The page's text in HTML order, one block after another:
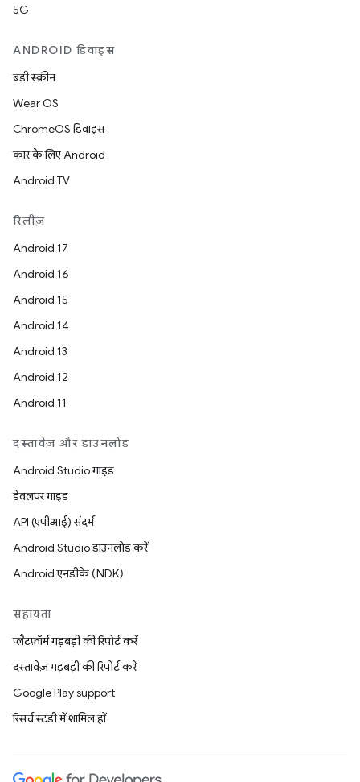
5G
ANDROID डिवाइस
बड़ी स्क्रीन
Wear OS
ChromeOS डिवाइस
कार के लिए Android
Android TV
रिलीज़
Android 17
Android 16
Android 15
Android 14
Android 13
Android 12
Android 11
दस्तावेज़ और डाउनलोड
Android Studio गाइड
डेवलपर गाइड
API (एपीआई) संदर्भ
Android Studio डाउनलोड करें
Android एनडीके (NDK)
सहायता
प्लैटफ़ॉर्म गड़बड़ी की रिपोर्ट करें
दस्तावेज़ गड़बड़ी की रिपोर्ट करें
Google Play support
रिसर्च स्टडी में शामिल हों